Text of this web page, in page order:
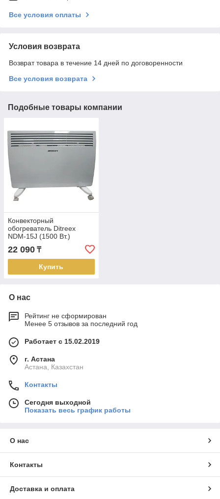
Все условия оплаты
Условия возврата
Возврат товара в течение 14 дней по договоренности
Все условия возврата
Подобные товары компании
Конвекторный
обогреватель Ditreex
NDM-15J (1500 Вт.)
22 090 ₸
Купить
О нас
Рейтинг не сформирован
Менее 5 отзывов за последний год
Работает с 15.02.2019
г. Астана
Астана, Казахстан
Контакты
Сегодня выходной
Показать весь график работы
О нас
Контакты
Доставка и оплата